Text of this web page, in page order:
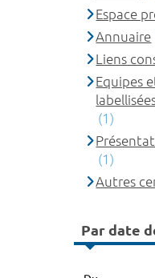
Espace
Annuaire
Liens
Equipes
(1)
(1)
Autres
Par date